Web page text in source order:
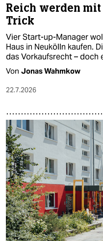
Reich werden
Trick
Vier Start-up-Manager
Haus in Neukölln kaufen.
das Vorkaufsrecht – doch
Von Jonas Wahmkow
22.7.2026